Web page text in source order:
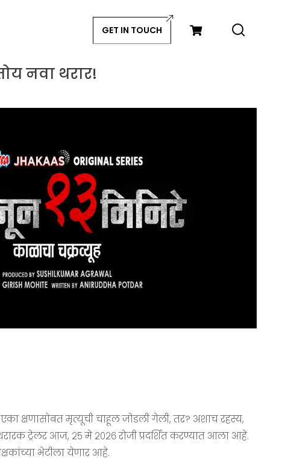
GET IN TOUCH
नवा थरार!
क्षणासोबत मृत्यूची चाहूल जोडली गेली, तर? अशाच रहस्य,
ट्रेलर आज, २५ मे २०२६ रोजी प्रदर्शित करण्यात आला आहे.
भेटीला येणार आहे.